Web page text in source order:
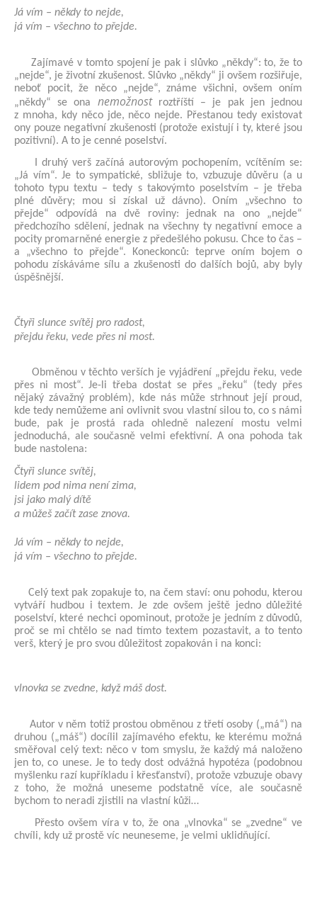
Já vím – někdy to nejde,
já vím – všechno to přejde.
Zajímavé v tomto spojení je pak i slůvko „někdy“: to, že to
„nejde“, je životní zkušenost. Slůvko „někdy“ ji ovšem rozšiřuje,
neboť pocit, že něco „nejde“, známe všichni, ovšem oním
„někdy“ se ona nemožnostroztříští – je pak jen jednou
z mnoha, kdy něco jde, něco nejde. Přestanou tedy existovat
ony pouze negativní zkušenosti (protože existují i ty, které jsou
pozitivní). A to je cenné poselství.
I druhý verš začíná autorovým pochopením, vcítěním se:
„Já vím“. Je to sympatické, sbližuje to, vzbuzuje důvěru (a u
tohoto typu textu – tedy s takovýmto poselstvím – je třeba
plné důvěry; mou si získal už dávno). Oním „všechno to
přejde“ odpovídá na dvě roviny: jednak na ono „nejde“
předchozího sdělení, jednak na všechny ty negativní emoce a
pocity promarněné energie z předešlého pokusu. Chce to čas –
a „všechno to přejde“. Koneckonců: teprve oním bojem o
pohodu získáváme sílu a zkušenosti do dalších bojů, aby byly
úspěšnější.
Čtyři slunce svítěj pro radost,
přejdu řeku, vede přes ni most.
Obměnou v těchto verších je vyjádření „přejdu řeku, vede
přes ni most“. Je-li třeba dostat se přes „řeku“ (tedy přes
nějaký závažný problém), kde nás může strhnout její proud,
kde tedy nemůžeme ani ovlivnit svou vlastní silou to, co s námi
bude, pak je prostá rada ohledně nalezení mostu velmi
jednoduchá, ale současně velmi efektivní. A ona pohoda tak
bude nastolena:
Čtyři slunce svítěj,
lidem pod nima není zima,
jsi jako malý dítě
a můžeš začít zase znova.
Já vím – někdy to nejde,
já vím – všechno to přejde.
Celý text pak zopakuje to, na čem staví: onu pohodu, kterou
vytváří hudbou i textem. Je zde ovšem ještě jedno důležité
poselství, které nechci opominout, protože je jedním z důvodů,
proč se mi chtělo se nad tímto textem pozastavit, a to tento
verš, který je pro svou důležitost zopakován i na konci:
vlnovka se zvedne, když máš dost.
Autor v něm totiž prostou obměnou z třetí osoby („má“) na
druhou („máš“) docílil zajímavého efektu, ke kterému možná
směřoval celý text: něco v tom smyslu, že každý má naloženo
jen to, co unese. Je to tedy dost odvážná hypotéza (podobnou
myšlenku razí kupříkladu i křesťanství), protože vzbuzuje obavy
z toho, že možná uneseme podstatně více, ale současně
bychom to neradi zjistili na vlastní kůži…
Přesto ovšem víra v to, že ona „vlnovka“ se „zvedne“ ve
chvíli, kdy už prostě víc neuneseme, je velmi uklidňující.